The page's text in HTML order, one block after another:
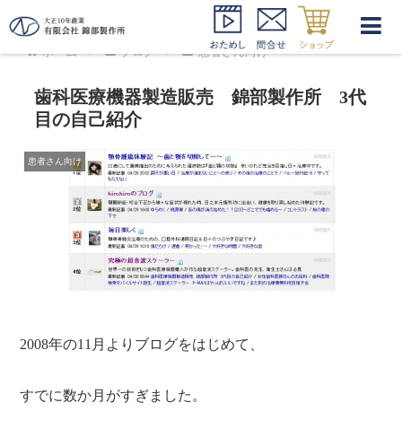
ホーム ブログ 患者さん向け
歯科医療機器製造販売 錦部製作所 3代
目の自己紹介
患者さん向け
2008年の11月よりブログをはじめて、
すでに数か月がすぎました。